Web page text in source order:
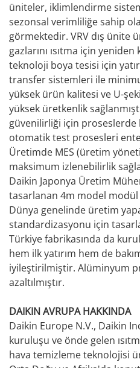
üniteler, iklimlendirme
sezonsal verimliliğe sahip
görmektedir. VRV dış ünite
gazlarını ısıtma için
teknoloji boya tesisi için
transfer sistemleri ile
yüksek ürün kalitesi ve U-
yüksek üretkenlik
güvenilirliği için
otomatik test prosesleri
Üretimde MES (üretim
maksimum izlenebilirlik
Daikin Japonya Üretim
tasarlanan 4m model modül
Dünya genelinde üretim
standardizasyonu için
Türkiye fabrikasında da
hem ilk yatırım hem de
iyileştirilmiştir. Alüminyum
azaltılmıştır.
DAIKIN AVRUPA HAKKINDA
Daikin Europe N.V., Daikin
kuruluşu ve önde gelen
hava temizleme teknolojisi